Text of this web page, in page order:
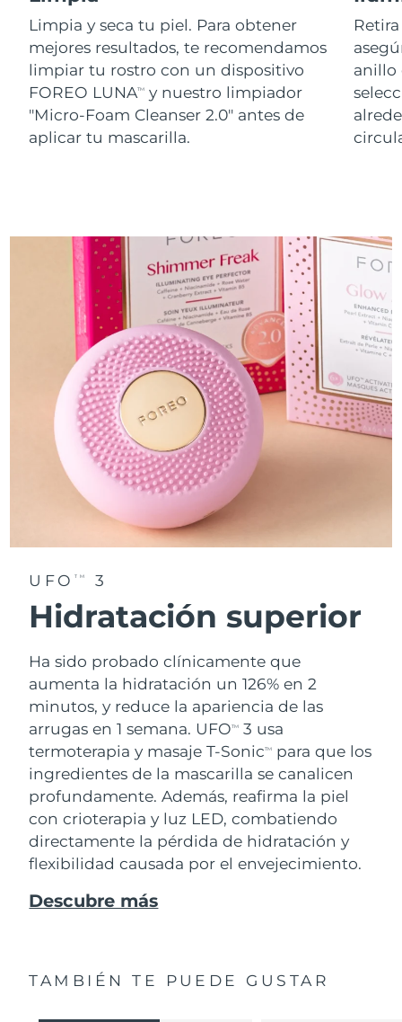
Limpia y seca tu piel. Para obtener
mejores resultados, te recomendamos
limpiar tu rostro con un dispositivo
FOREO LUNATM
y nuestro limpiador
"Micro-Foam Cleanser 2.0" antes de
aplicar tu mascarilla.
anillo
UFO TM 3
Hidratación superior
Ha sido probado clínicamente que
aumenta la hidratación un 126% en 2
minutos, y reduce la apariencia de las
arrugas en 1 semana. UFOTM
3 usa
termoterapia y masaje T-SonicTM
para que los
ingredientes de la mascarilla se canalicen
profundamente. Además, reafirma la piel
con crioterapia y luz LED, combatiendo
directamente la pérdida de hidratación y
flexibilidad causada por el envejecimiento.
Descubre más
TAMBIÉN TE PUEDE GUSTAR